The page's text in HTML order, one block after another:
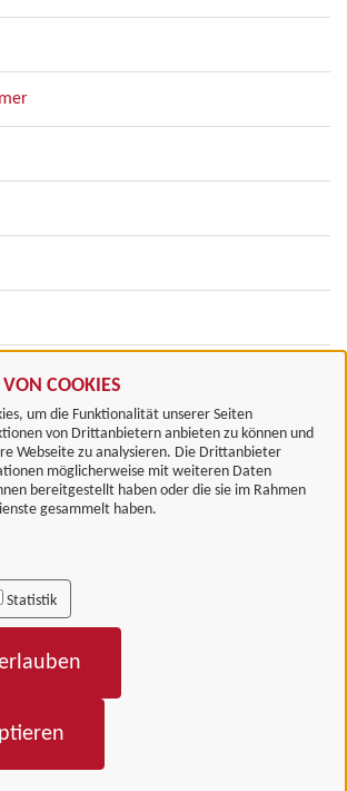
COOKIES
um die Funktionalität unserer Seiten
von Drittanbietern anbieten zu können und
Webseite zu analysieren. Die Drittanbieter
möglicherweise mit weiteren Daten
bereitgestellt haben oder die sie im Rahmen
gesammelt haben.
Statistik